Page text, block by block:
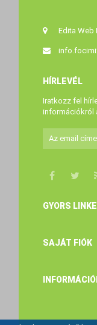
Edita Web
HÍRLEVÉL
Iratkozz fel
információkról
GYORS
SAJÁT FIÓK